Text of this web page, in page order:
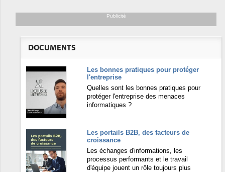
Publicité
DOCUMENTS
Les bonnes pratiques pour protéger
l'entreprise
Quelles sont les bonnes pratiques pour
protéger l'entreprise des menaces
informatiques ?
Les portails B2B, des facteurs de
croissance
Les échanges d'informations, les
processus performants et le travail
d'équipe jouent un rôle toujours plus